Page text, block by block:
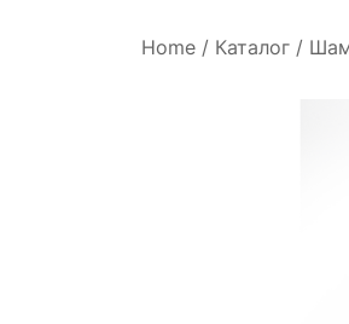
Home / Каталог /